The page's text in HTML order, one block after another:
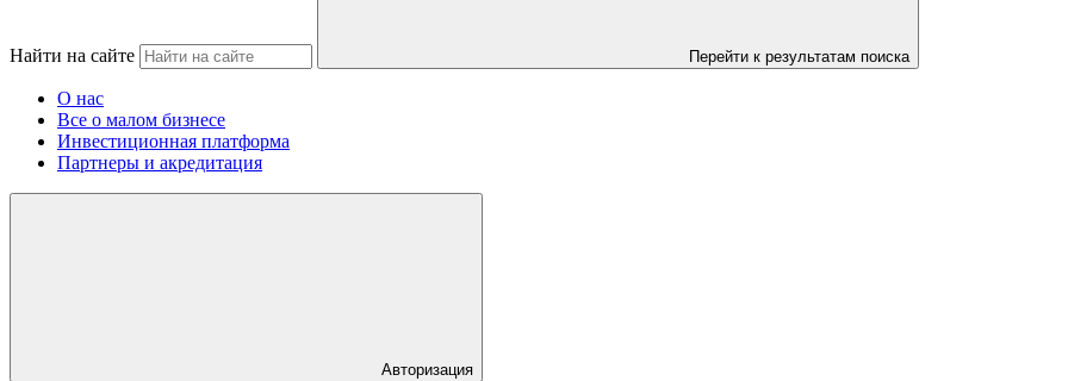
Найти на сайте Перейти к результатам поиска
О нас
Все о малом бизнесе
Инвестиционная платформа
Партнеры и акредитация
Авторизация